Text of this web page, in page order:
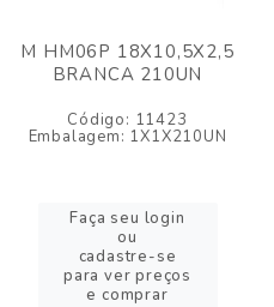
M HM06P 18X10,5X2,5
BRANCA 210UN
Código: 11423
Embalagem: 1X1X210UN
Faça seu login
ou
cadastre-se
para ver preços
e comprar